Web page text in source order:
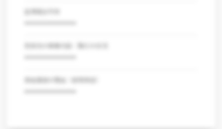
証憑提出可否
***************
売掛先の事業内容・取引の状況
***************
資金調達の理由（使用用途）
***************